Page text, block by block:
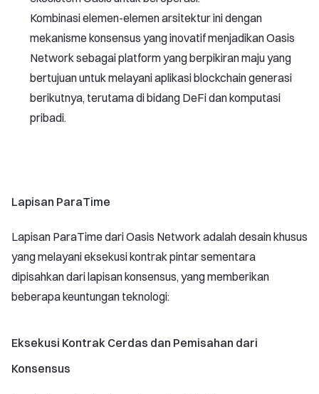
Kombinasi elemen-elemen arsitektur ini dengan
mekanisme konsensus yang inovatif menjadikan Oasis
Network sebagai platform yang berpikiran maju yang
bertujuan untuk melayani aplikasi blockchain generasi
berikutnya, terutama di bidang DeFi dan komputasi
pribadi.
Lapisan ParaTime
Lapisan ParaTime dari Oasis Network adalah desain khusus
yang melayani eksekusi kontrak pintar sementara
dipisahkan dari lapisan konsensus, yang memberikan
beberapa keuntungan teknologi:
Eksekusi Kontrak Cerdas dan Pemisahan dari
Konsensus